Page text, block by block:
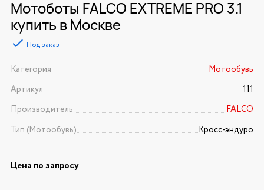
Мотоботы FALCO EXTREME PRO 3.1
купить в Москве
Под заказ
Категория
Мотообувь
Артикул
111
Производитель
FALCO
Тип (Мотообувь)
Кросс-эндуро
Цена по запросу